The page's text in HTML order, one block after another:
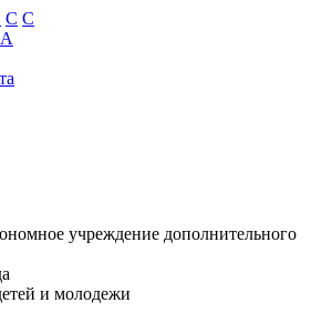
C C
A
учреждение дополнительного
и молодежи